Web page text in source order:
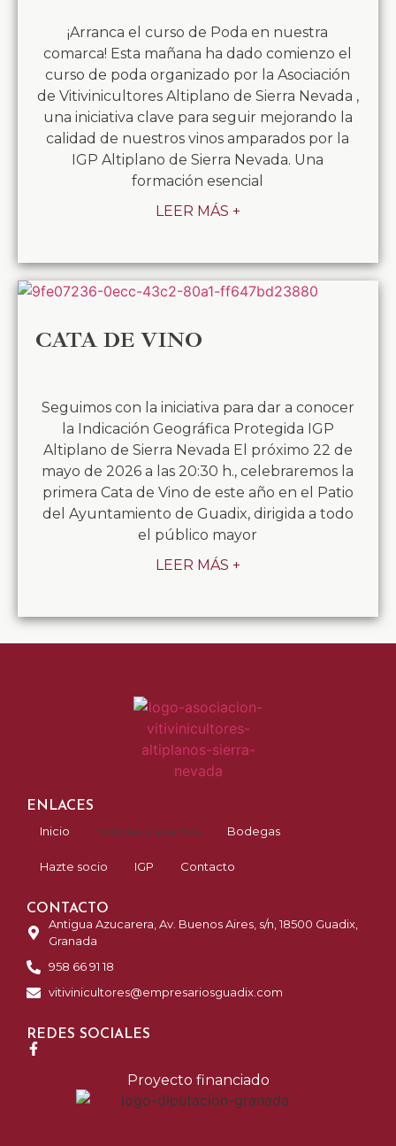
¡Arranca el curso de Poda en nuestra
comarca! Esta mañana ha dado comienzo el
curso de poda organizado por la Asociación
de Vitivinicultores Altiplano de Sierra Nevada ,
una iniciativa clave para seguir mejorando la
calidad de nuestros vinos amparados por la
IGP Altiplano de Sierra Nevada. Una
formación esencial
LEER MÁS +
CATA DE VINO
Seguimos con la iniciativa para dar a conocer
la Indicación Geográfica Protegida IGP
Altiplano de Sierra Nevada El próximo 22 de
mayo de 2026 a las 20:30 h., celebraremos la
primera Cata de Vino de este año en el Patio
del Ayuntamiento de Guadix, dirigida a todo
el público mayor
LEER MÁS +
ENLACES
Inicio
Noticias y eventos Bodegas
Hazte socio IGP Contacto
CONTACTO
Antigua Azucarera, Av. Buenos Aires, s/n, 18500 Guadix,
Granada
958 66 91 18
vitivinicultores@empresariosguadix.com
REDES SOCIALES
Proyecto financiado